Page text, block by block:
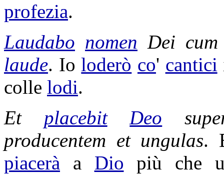
profezia.
Laudabo nomen Dei
laude. Ioloderò co' cantici
colle lodi.
Et placebit Deo
producentem et ungulas.
piacerà a Dio più che